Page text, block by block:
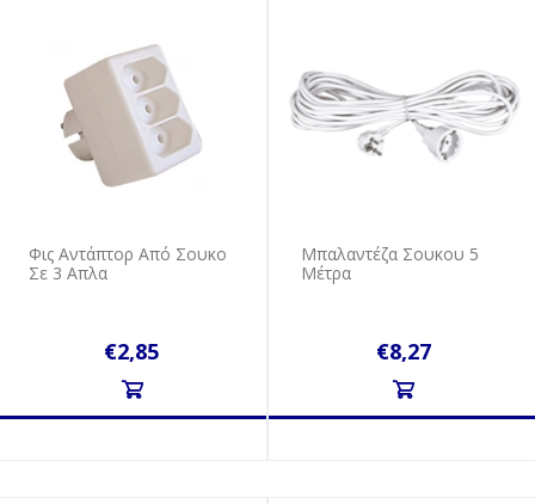
Φις Αντάπτορ Από Σουκο
Σε 3 Απλα
€2,85
Μπαλαντέζα Σουκου 5
Μέτρα
€8,27